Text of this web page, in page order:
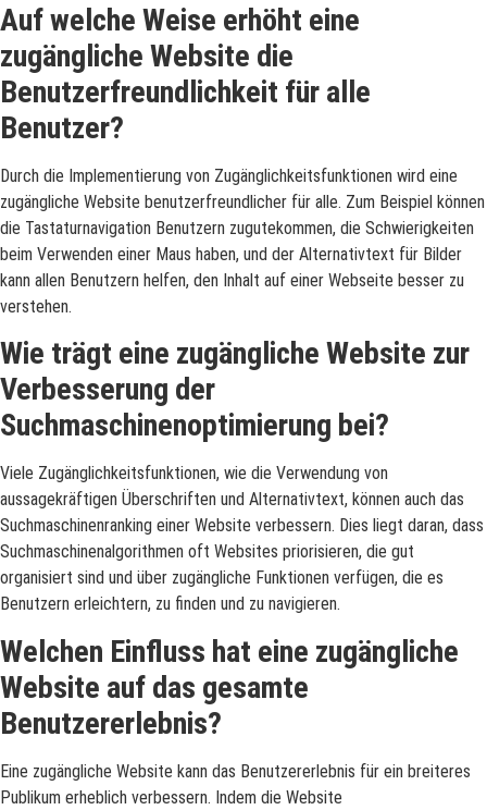
Auf welche Weise erhöht eine
zugängliche Website die
Benutzerfreundlichkeit für alle
Benutzer?
Durch die Implementierung von Zugänglichkeitsfunktionen wird eine
zugängliche Website benutzerfreundlicher für alle. Zum Beispiel können
die Tastaturnavigation Benutzern zugutekommen, die Schwierigkeiten
beim Verwenden einer Maus haben, und der Alternativtext für Bilder
kann allen Benutzern helfen, den Inhalt auf einer Webseite besser zu
verstehen.
Wie trägt eine zugängliche Website zur
Verbesserung der
Suchmaschinenoptimierung bei?
Viele Zugänglichkeitsfunktionen, wie die Verwendung von
aussagekräftigen Überschriften und Alternativtext, können auch das
Suchmaschinenranking einer Website verbessern. Dies liegt daran, dass
Suchmaschinenalgorithmen oft Websites priorisieren, die gut
organisiert sind und über zugängliche Funktionen verfügen, die es
Benutzern erleichtern, zu finden und zu navigieren.
Welchen Einfluss hat eine zugängliche
Website auf das gesamte
Benutzererlebnis?
Eine zugängliche Website kann das Benutzererlebnis für ein breiteres
Publikum erheblich verbessern. Indem die Website